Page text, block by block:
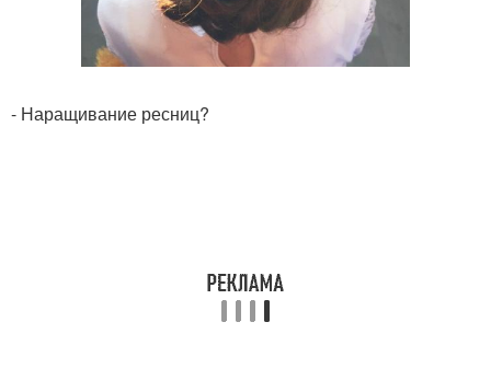
- Наращивание ресниц?